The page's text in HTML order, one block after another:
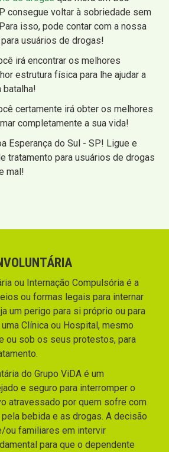
consegue voltar à sobriedade sem
isso, pode contar com a nossa
usuários de drogas!
irá encontrar os melhores
estrutura física para lhe ajudar a
certamente irá obter os melhores
completamente a sua vida!
Esperança do Sul - SP! Ligue e
tratamento para usuários de drogas
mal!
ou Internação Compulsória é a
ou formas legais para internar
um perigo para si próprio ou para
Clínica ou Hospital, mesmo
ou sob os seus protestos, para
do Grupo ViDA é um
e seguro para interromper o
atravessado por quem sofre com
bebida e as drogas. A decisão
ou familiares em intervir
para que o dependente